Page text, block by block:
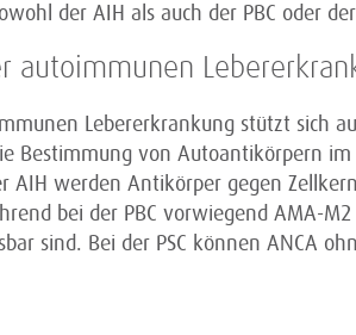
der AIH als auch der PBC oder der
autoimmunen
Lebererkrankung stützt sich
Bestimmung von Autoantikörpern im
AIH werden Antikörper gegen
bei der PBC vorwiegend AMA-
sind. Bei der PSC können ANCA